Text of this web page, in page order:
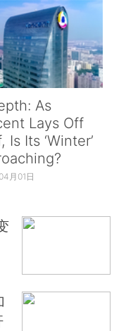
As
Lays Off
Is Its ‘Winter’
月01日